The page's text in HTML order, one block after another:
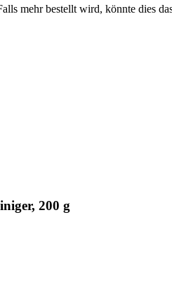
mehr bestellt wird, könnte dies
200 g